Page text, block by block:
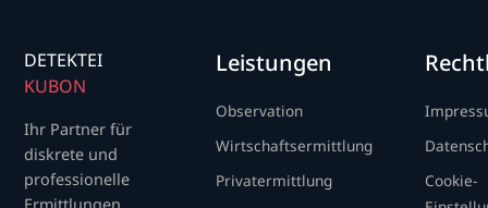
DETEKTEI
KUBON
Ihr Partner für
diskrete und
professionelle
Ermittlungen.
Leistungen
Observation
Wirtschaftsermittlung
Privatermittlung
Cookie-